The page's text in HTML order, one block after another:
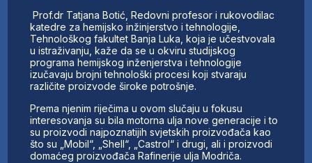
Prof.dr Tatjana Botić, Redovni profesor i rukovodilac
katedre za hemijsko inžinjerstvo i tehnologije,
Tehnološkog fakultet Banja Luka, koja je učestvovala
u istraživanju, kaže da se u okviru studijskog
programa hemijskog inženjerstva i tehnologije
izučavaju brojni tehnološki procesi koji stvaraju
različite proizvode široke potrošnje.
Prema njenim riječima u ovom slučaju u fokusu
interesovanja su bila motorna ulja nove generacije i to
su proizvodi najpoznatijih svjetskih proizvođača kao
što su „Mobil“, „Shell“, „Castrol“ i drugi, ali i proizvodi
domaćeg proizvođača Rafinerije ulja Modriča.